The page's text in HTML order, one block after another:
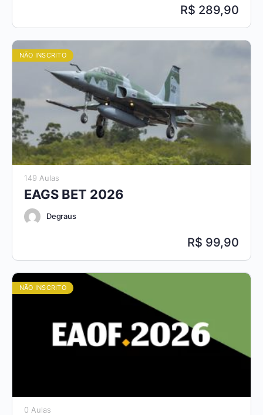
289,90
NÃO INSCRITO
149 Aulas
EAGS BET 2026
Degraus
99,90
NÃO INSCRITO
0 Aulas